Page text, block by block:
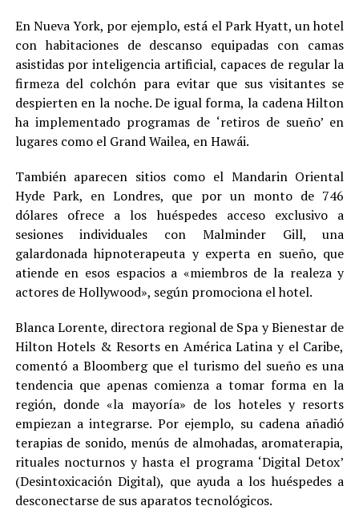
En Nueva York, por ejemplo, está el Park Hyatt, un hotel
con habitaciones de descanso equipadas con camas
asistidas por inteligencia artificial, capaces de regular la
firmeza del colchón para evitar que sus visitantes se
despierten en la noche. De igual forma, la cadena Hilton
ha implementado programas de ‘retiros de sueño’ en
lugares como el Grand Wailea, en Hawái.
También aparecen sitios como el Mandarin Oriental
Hyde Park, en Londres, que por un monto de 746
dólares ofrece a los huéspedes acceso exclusivo a
sesiones individuales con Malminder Gill, una
galardonada hipnoterapeuta y experta en sueño, que
atiende en esos espacios a «miembros de la realeza y
actores de Hollywood», según promociona el hotel.
Blanca Lorente, directora regional de Spa y Bienestar de
Hilton Hotels & Resorts en América Latina y el Caribe,
comentó a Bloomberg que el turismo del sueño es una
tendencia que apenas comienza a tomar forma en la
región, donde «la mayoría» de los hoteles y resorts
empiezan a integrarse. Por ejemplo, su cadena añadió
terapias de sonido, menús de almohadas, aromaterapia,
rituales nocturnos y hasta el programa ‘Digital Detox’
(Desintoxicación Digital), que ayuda a los huéspedes a
desconectarse de sus aparatos tecnológicos.